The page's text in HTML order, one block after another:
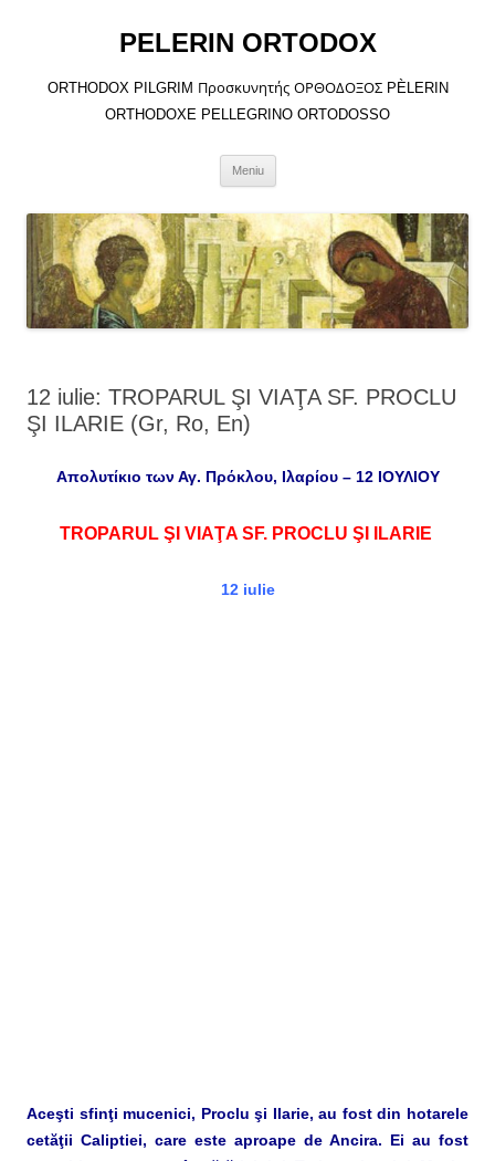
PELERIN ORTODOX
ORTHODOX PILGRIM Προσκυνητής ΟΡΘΟΔΟΞΟΣ PÈLERIN
ORTHODOXE PELLEGRINO ORTODOSSO
Meniu
12 iulie: TROPARUL ŞI VIAŢA SF. PROCLU
ŞI ILARIE (Gr, Ro, En)
Απολυτίκιο των Αγ. Πρόκλου, Ιλαρίου – 12 ΙΟΥΛΙΟΥ
TROPARUL ŞI VIAŢA SF. PROCLU ŞI ILARIE
12 iulie
Aceşti sfinţi mucenici, Proclu şi Ilarie, au fost din hotarele
cetăţii Caliptiei, care este aproape de Ancira. Ei au fost